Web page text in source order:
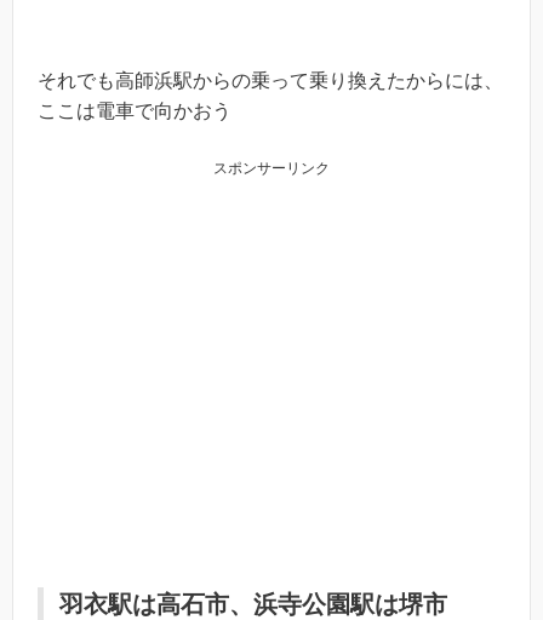
それでも高師浜駅からの乗って乗り換えたからには、
ここは電車で向かおう
スポンサーリンク
羽衣駅は高石市、浜寺公園駅は堺市